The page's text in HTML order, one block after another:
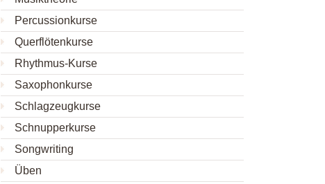
Percussionkurse
Querflötenkurse
Rhythmus-Kurse
Saxophonkurse
Schlagzeugkurse
Schnupperkurse
Songwriting
Üben